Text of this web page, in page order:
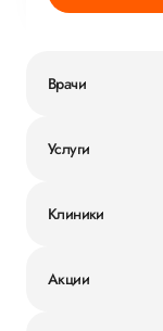
Врачи
Услуги
Клиники
Акции